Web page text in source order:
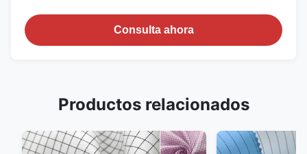
Consulta ahora
Productos relacionados